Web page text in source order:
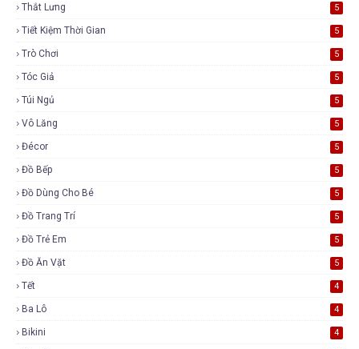
Thắt Lưng 5
Tiết Kiệm Thời Gian 5
Trò Chơi 5
Tóc Giả 5
Túi Ngủ 5
Vô Lăng 5
Đécor 5
Đồ Bếp 5
Đồ Dùng Cho Bé 5
Đồ Trang Trí 5
Đồ Trẻ Em 5
Đồ Ăn Vặt 5
Tết 4
Ba Lô 4
Bikini 4